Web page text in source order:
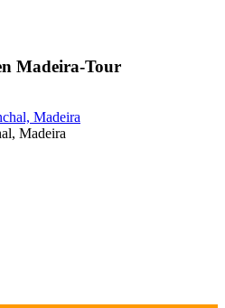
Madeira-Tour
Madeira